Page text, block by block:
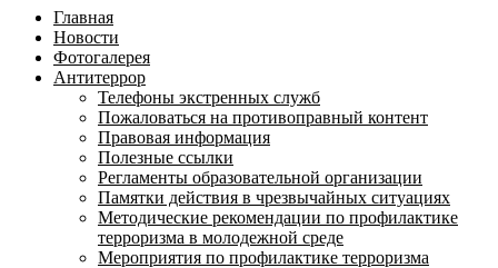
Главная
Новости
Фотогалерея
Антитеррор
Телефоны экстренных служб
Пожаловаться на противоправный контент
Правовая информация
Полезные ссылки
Регламенты образовательной организации
Памятки действия в чрезвычайных ситуациях
Методические рекомендации по профилактике
терроризма в молодежной среде
Мероприятия по профилактике терроризма